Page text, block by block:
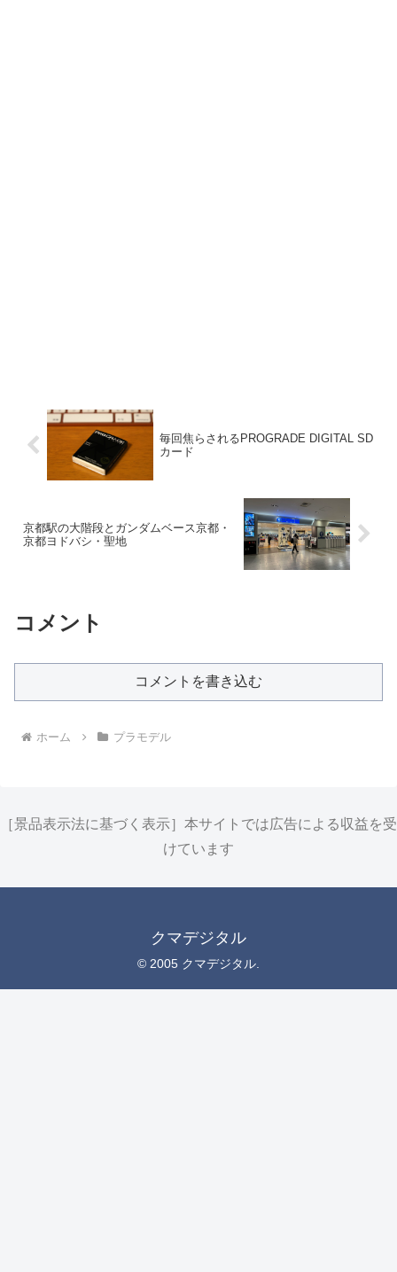
毎回焦らされるPROGRADE DIGITAL SD
カード
京都駅の大階段とガンダムベース京都・
京都ヨドバシ・聖地
コメント
コメントを書き込む
ホーム プラモデル
［景品表示法に基づく表示］本サイトでは広告による収益を受
けています
クマデジタル
© 2005 クマデジタル.